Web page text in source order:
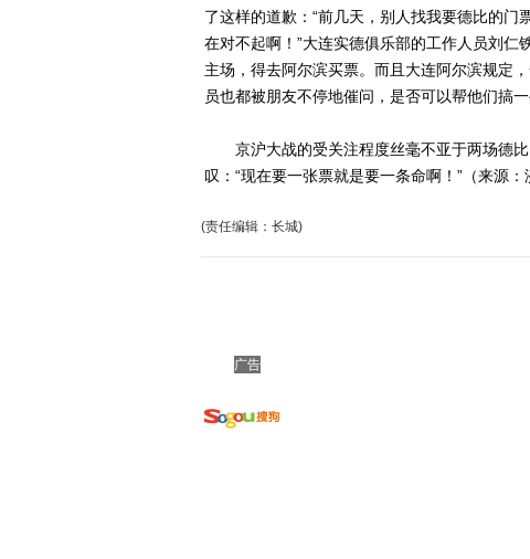
了这样的道歉：“前几天，别人找我要德比的
在对不起啊！”大连实德俱乐部的工作人员刘仁
主场，得去阿尔滨买票。而且大连阿尔滨规定
员也都被朋友不停地催问，是否可以帮他们搞
京沪大战的受关注程度丝毫不亚于两场德比
叹：“现在要一张票就是要一条命啊！”（来源：
(责任编辑：长城)
广告